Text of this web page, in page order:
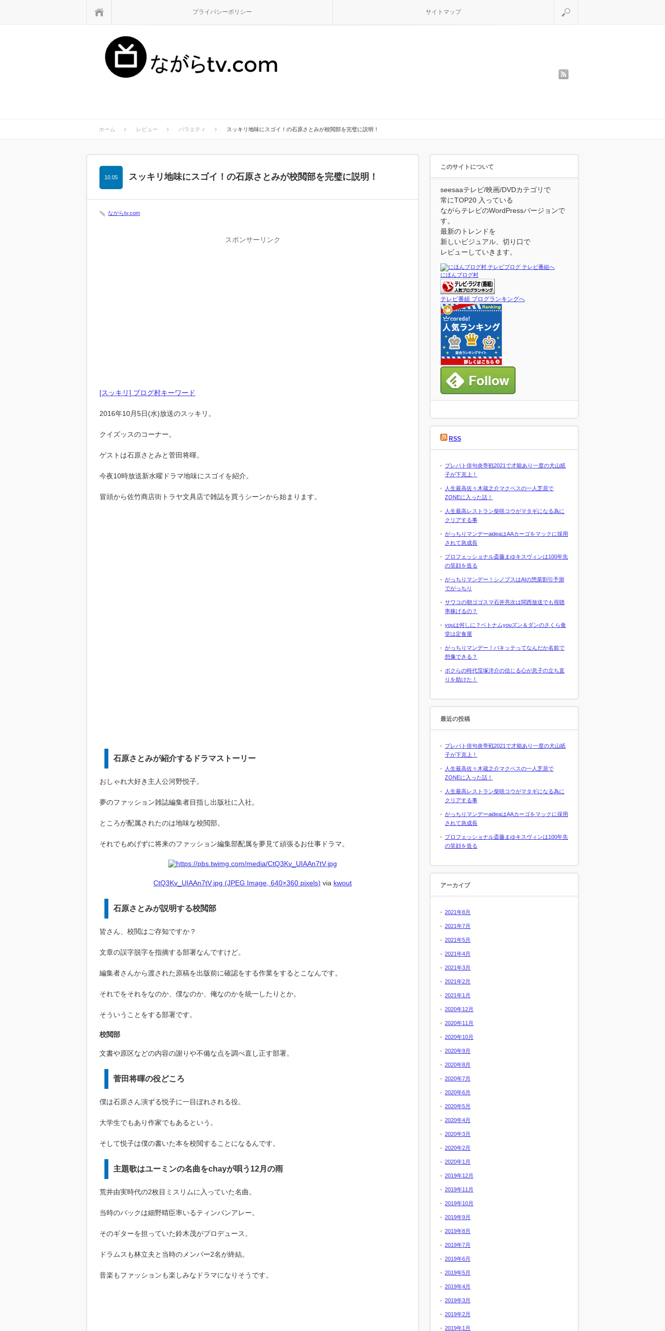
プライバシーポリシー サイトマップ
ホーム レビュー バラエティ スッキリ地味にスゴイ！の石原さとみが校閲部を完璧に説明！
スッキリ地味にスゴイ！の石原さとみが校閲部を完璧に説明！
10.05
ながらtv.com
スポンサーリンク
[スッキリ] ブログ村キーワード
2016年10月5日(水)放送のスッキリ。
クイズッスのコーナー。
ゲストは石原さとみと菅田将暉。
今夜10時放送新水曜ドラマ地味にスゴイを紹介。
冒頭から佐竹商店街トラヤ文具店で雑誌を買うシーンから始まります。
石原さとみが紹介するドラマストーリー
おしゃれ大好き主人公河野悦子。
夢のファッション雑誌編集者目指し出版社に入社。
ところが配属されたのは地味な校閲部。
それでもめげずに将来のファッション編集部配属を夢見て頑張るお仕事ドラマ。
CtQ3Kv_UIAAn7tV.jpg (JPEG Image, 640×360 pixels) via kwout
石原さとみが説明する校閲部
皆さん、校閲はご存知ですか？
文章の誤字脱字を指摘する部署なんですけど。
編集者さんから渡された原稿を出版前に確認をする作業をするとこなんです。
それでをそれをなのか、僕なのか、俺なのかを統一したりとか。
そういうことをする部署です。
校閲部
文書や原区などの内容の謝りや不備な点を調べ直し正す部署。
菅田将暉の役どころ
僕は石原さん演ずる悦子に一目ぼれされる役。
大学生でもあり作家でもあるという。
そして悦子は僕の書いた本を校閲することになるんです。
主題歌はユーミンの名曲をchayが唄う12月の雨
荒井由実時代の2枚目ミスリムに入っていた名曲。
当時のバックは細野晴臣率いるティンパンアレー。
そのギターを担っていた鈴木茂がプロデュース。
ドラムスも林立夫と当時のメンバー2名が終結。
音楽もファッションも楽しみなドラマになりそうです。
このサイトについて
seesaaテレビ/映画/DVDカテゴリで
常にTOP20 入っている
ながらテレビのWordPressバージョンで
す。
最新のトレンドを
新しいビジュアル、切り口で
レビューしていきます。
にほんブログ村
テレビ番組 ブログランキングへ
RSS
プレバト俳句炎帝戦2021で才能あり一度の犬山紙
子が下克上！
人生最高佐々木蔵之介マクベスの一人芝居で
ZONEに入った話！
人生最高レストラン柴咲コウがマタギになる為に
クリアする事
がっちりマンデーaideaはAAカーゴをマックに採用
されて急成長
プロフェッショナル斎藤まゆキスヴィンは100年先
の笑顔を造る
がっちりマンデー！シノプスはAIの惣菜割引予測
でがっちり
サワコの朝ゴゴスマ石井亮次は関西放送でも視聴
率稼げるの？
youは何しに？ベトナムyouズン＆ダンのさくら食
堂は定食屋
がっちりマンデー！パキッテってなんだか名前で
想像できる？
ボクらの時代窪塚洋介の信じる心が息子の立ち直
りを助けた！
最近の投稿
プレバト俳句炎帝戦2021で才能あり一度の犬山紙
子が下克上！
人生最高佐々木蔵之介マクベスの一人芝居で
ZONEに入った話！
人生最高レストラン柴咲コウがマタギになる為に
クリアする事
がっちりマンデーaideaはAAカーゴをマックに採用
されて急成長
プロフェッショナル斎藤まゆキスヴィンは100年先
の笑顔を造る
アーカイブ
2021年8月
2021年7月
2021年5月
2021年4月
2021年3月
2021年2月
2021年1月
2020年12月
2020年11月
2020年10月
2020年9月
2020年8月
2020年7月
2020年6月
2020年5月
2020年4月
2020年3月
2020年2月
2020年1月
2019年12月
2019年11月
2019年10月
2019年9月
2019年8月
2019年7月
2019年6月
2019年5月
2019年4月
2019年3月
2019年2月
2019年1月